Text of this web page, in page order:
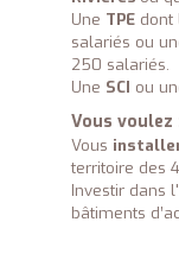
Une TPEdont
salariés ou
250 salariés.
Une SCI ou
Vous voulez
Vous
territoire des
Investir dans
bâtiments